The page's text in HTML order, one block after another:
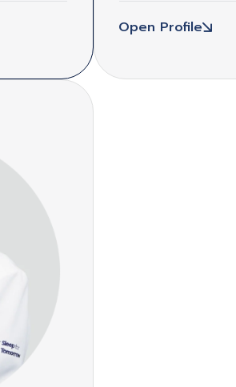
Open Profile